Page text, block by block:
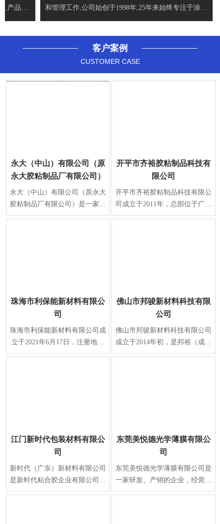
,产品出
和管理工作,公司始创于1998年,25年来始终专注于涂布
客户案例
CUSTOMER CASE
永大（中山）有限公司（原
永大胶粘制品厂有限公司）
永大（中山）有限公司（原永大
胶粘制品厂有限公司）是一家中
外合资企业，始创于1984年，总
开平市齐裕胶粘制品科技有
限公司
开平市齐裕胶粘制品科技有限公
司成立于2011年，总部位于广东
省江门市开平市，是一家从事胶
珠海市利保能新材料有限公
司
珠海市利保能新材料有限公司成
立于2021年6月17日，注册地位
于珠海市金湾区，是一家专注于
佛山市邦骏新材料科技有限
公司
佛山市邦骏新材料科技有限公司
成立于2014年初，是邦裕（成立
于2002年）旗下一家子公司，是
江门新时代包装材料有限公
司
新时代（广东）新材料有限公司
是新时代粘合胶企业有限公司为
了优化产业链而分册成立的专业
东莞美悦德光学薄膜有限公
司
东莞美悦德光学薄膜有限公司是
一家研发、产销的企业，经营范
围有光学材料、电子光学保护